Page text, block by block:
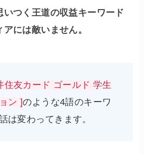
いつく王道の収益キーワード
には敵いません。
住友カード ゴールド 学生
ン ]のような4語のキーワ
は変わってきます。